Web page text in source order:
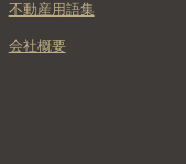
不動産用語集
会社概要